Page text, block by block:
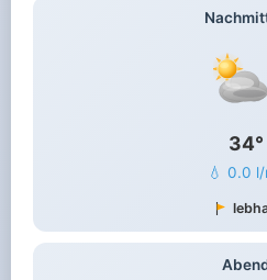
34°
💧 0.0 l/